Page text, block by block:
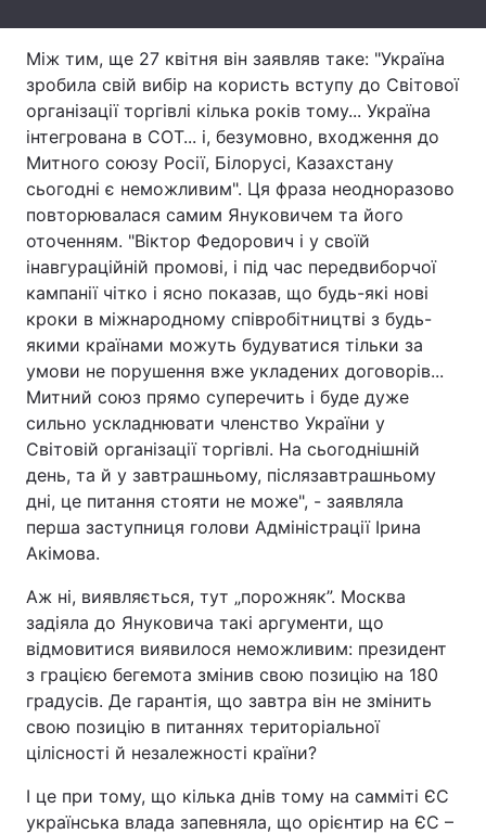
Тема оформлення
Між тим, ще 27 квітня він заявляв таке: "Україна
зробила свій вибір на користь вступу до Світової
організації торгівлі кілька років тому... Україна
інтегрована в СОТ... і, безумовно, входження до
Митного союзу Росії, Білорусі, Казахстану
сьогодні є неможливим". Ця фраза неодноразово
повторювалася самим Януковичем та його
оточенням. "Віктор Федорович і у своїй
інавгураційній промові, і під час передвиборчої
кампанії чітко і ясно показав, що будь-які нові
кроки в міжнародному співробітництві з будь-
якими країнами можуть будуватися тільки за
умови не порушення вже укладених договорів...
Митний союз прямо суперечить і буде дуже
сильно ускладнювати членство України у
Світовій організації торгівлі. На сьогоднішній
день, та й у завтрашньому, післязавтрашньому
дні, це питання стояти не може", - заявляла
перша заступниця голови Адміністрації Ірина
Акімова.
Аж ні, виявляється, тут „порожняк”. Москва
задіяла до Януковича такі аргументи, що
відмовитися виявилося неможливим: президент
з грацією бегемота змінив свою позицію на 180
градусів. Де гарантія, що завтра він не змінить
свою позицію в питаннях територіальної
цілісності й незалежності країни?
І це при тому, що кілька днів тому на самміті ЄС
українська влада запевняла, що орієнтир на ЄС –